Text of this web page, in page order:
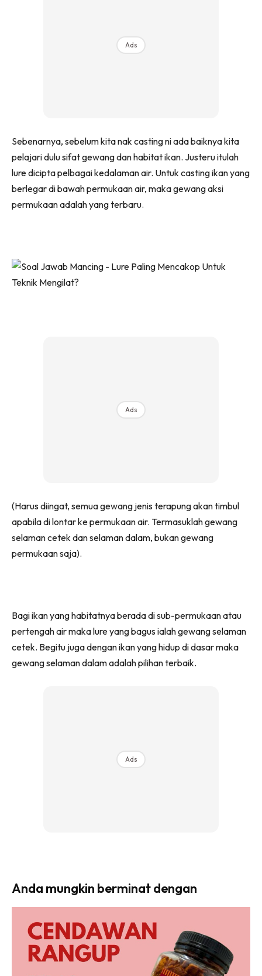
Ads
Sebenarnya, sebelum kita nak casting ni ada baiknya kita
pelajari dulu sifat gewang dan habitat ikan. Justeru itulah
lure dicipta pelbagai kedalaman air. Untuk casting ikan yang
berlegar di bawah permukaan air, maka gewang aksi
permukaan adalah yang terbaru.
Ads
(Harus diingat, semua gewang jenis terapung akan timbul
apabila di lontar ke permukaan air. Termasuklah gewang
selaman cetek dan selaman dalam, bukan gewang
permukaan saja).
Bagi ikan yang habitatnya berada di sub-permukaan atau
pertengah air maka lure yang bagus ialah gewang selaman
cetek. Begitu juga dengan ikan yang hidup di dasar maka
gewang selaman dalam adalah pilihan terbaik.
Ads
Anda mungkin berminat dengan